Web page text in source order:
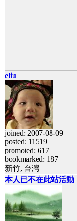
eliu
joined: 2007-08-09
posted: 11519
promoted: 617
bookmarked: 187
新竹, 台灣
本人已不在此站活動